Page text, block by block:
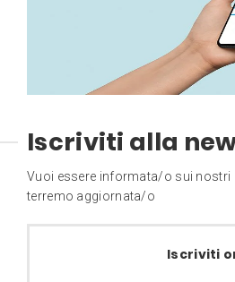
Iscriviti alla
Vuoi essere informata/o sui nostri
terremo aggiornata/o
Iscriviti